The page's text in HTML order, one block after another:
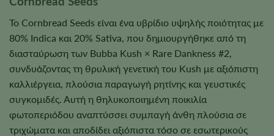
Το Cornbread Seeds είναι ένα υβρίδιο υψηλής ποιότητας με
80% Indica και 20% Sativa, που δημιουργήθηκε από τη
διασταύρωση των Bubba Kush × Rare Dankness #2,
συνδυάζοντας τη θρυλική γενετική του Kush με αξιόπιστη
καλλιέργεια, πλούσια παραγωγή ρητίνης και γευστικές
συγκομιδές. Αυτή η θηλυκοποιημένη ποικιλία
φωτοπεριόδου αναπτύσσει συμπαγή άνθη πλούσια σε
τριχώματα και αποδίδει αξιόπιστα τόσο σε εσωτερικούς